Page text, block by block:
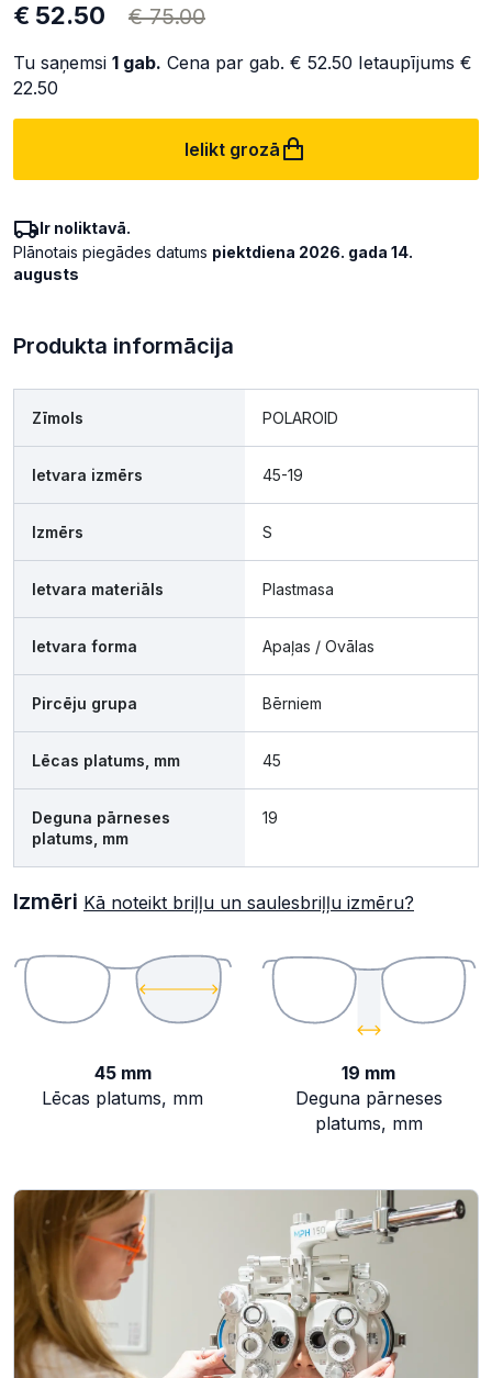
€ 52.50 € 75.00
Tu saņemsi 1 gab. Cena par gab. € 52.50 Ietaupījums €
22.50
Ielikt grozā
Ir noliktavā.
Plānotais piegādes datums piektdiena 2026. gada 14.
augusts
Produkta informācija
Zīmols POLAROID
Ietvara izmērs 45-19
Izmērs S
Ietvara materiāls Plastmasa
Ietvara forma Apaļas / Ovālas
Pircēju grupa Bērniem
Lēcas platums, mm 45
Deguna pārneses
platums, mm
19
Izmēri Kā noteikt briļļu un saulesbriļļu izmēru?
45 mm
Lēcas platums, mm
19 mm
Deguna pārneses
platums, mm